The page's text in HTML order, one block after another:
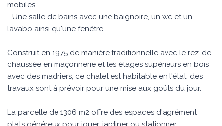
mobiles.
- Une salle de bains avec une baignoire, un wc et un
lavabo ainsi qu'une fenêtre.
Construit en 1975 de manière traditionnelle avec le rez-de-
chaussée en maçonnerie et les étages supérieurs en bois
avec des madriers, ce chalet est habitable en l'état; des
travaux sont à prévoir pour une mise aux goûts du jour.
La parcelle de 1306 m2 offre des espaces d'agrément
plats généreux pour jouer, jardiner ou stationner